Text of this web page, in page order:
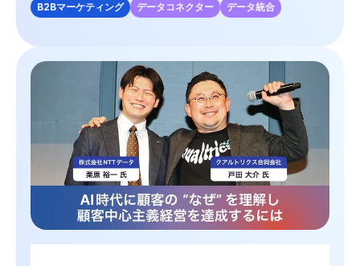
B2Bマーケティング
データコネクター データ統合